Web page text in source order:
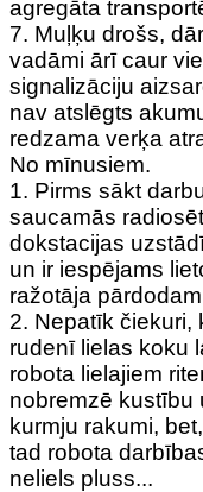
agregāta
7. Muļķu drošs,
vadāmi ārī caur
signalizāciju
nav atslēgts
redzama verķa
No mīnusiem.
1. Pirms sākt
saucamās
dokstacijas
un ir iespējams
ražotāja
2. Nepatīk čiekuri,
rudenī lielas koku
robota lielajiem
nobremzē kustību
kurmju rakumi,
tad robota
neliels pluss...